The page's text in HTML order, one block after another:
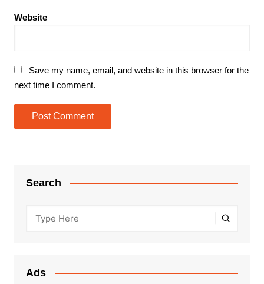
Website
Save my name, email, and website in this browser for the
next time I comment.
Search
Ads